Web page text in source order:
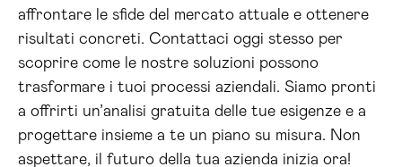
affrontare le sfide del mercato attuale e ottenere
risultati concreti. Contattaci oggi stesso per
scoprire come le nostre soluzioni possono
trasformare i tuoi processi aziendali. Siamo pronti
a offrirti un’analisi gratuita delle tue esigenze e a
progettare insieme a te un piano su misura. Non
aspettare, il futuro della tua azienda inizia ora!